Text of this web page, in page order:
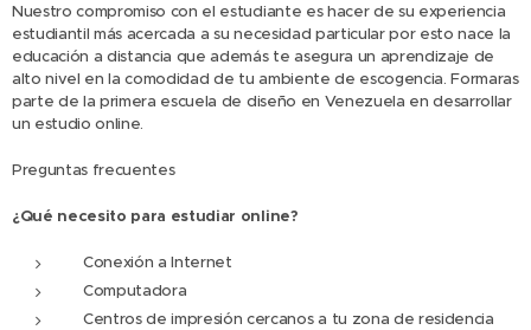
Nuestro compromiso con el estudiante es hacer de su experiencia
estudiantil más acercada a su necesidad particular por esto nace la
educación a distancia que además te asegura un aprendizaje de
alto nivel en la comodidad de tu ambiente de escogencia. Formaras
parte de la primera escuela de diseño en Venezuela en desarrollar
un estudio online.
Preguntas frecuentes
¿Qué necesito para estudiar online?
Conexión a Internet
Computadora
Centros de impresión cercanos a tu zona de residencia